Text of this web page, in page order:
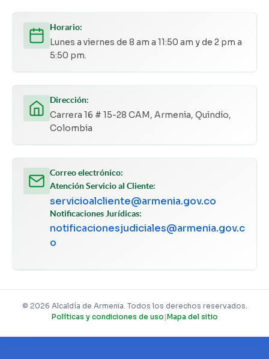
Horario:
Lunes a viernes de 8 am a 11:50 am y de 2 pm a
5:50 pm.
Dirección:
Carrera 16 # 15-28 CAM, Armenia, Quindío,
Colombia
Correo electrónico:
Atención Servicio al Cliente:
servicioalcliente@armenia.gov.co
Notificaciones Jurídicas:
notificacionesjudiciales@armenia.gov.c
o
© 2026 Alcaldía de Armenia. Todos los derechos reservados.
Políticas y condiciones de uso |Mapa del sitio